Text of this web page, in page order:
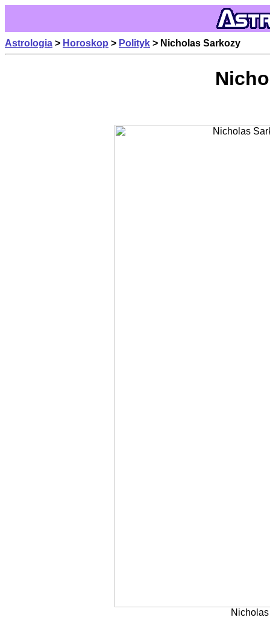
Astrologia > Horoskop > Polityk > Nicholas Sarkozy